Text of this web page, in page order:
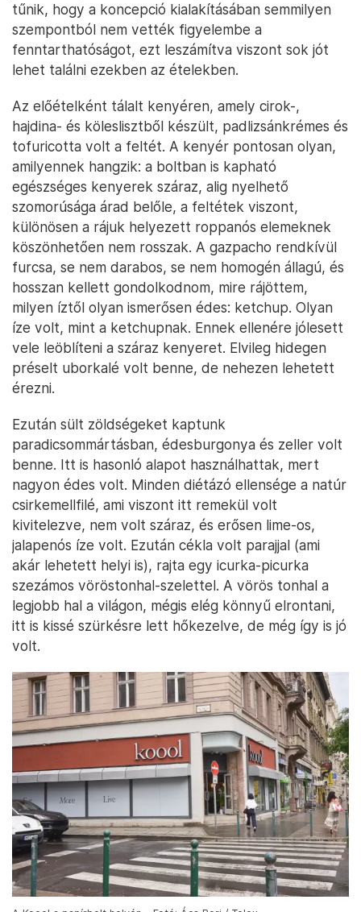
tűnik, hogy a koncepció kialakításában semmilyen
szempontból nem vették figyelembe a
fenntarthatóságot, ezt leszámítva viszont sok jót
lehet találni ezekben az ételekben.
Az előételként tálalt kenyéren, amely cirok-,
hajdina- és köleslisztből készült, padlizsánkrémes és
tofuricotta volt a feltét. A kenyér pontosan olyan,
amilyennek hangzik: a boltban is kapható
egészséges kenyerek száraz, alig nyelhető
szomorúsága árad belőle, a feltétek viszont,
különösen a rájuk helyezett roppanós elemeknek
köszönhetően nem rosszak. A gazpacho rendkívül
furcsa, se nem darabos, se nem homogén állagú, és
hosszan kellett gondolkodnom, mire rájöttem,
milyen íztől olyan ismerősen édes: ketchup. Olyan
íze volt, mint a ketchupnak. Ennek ellenére jólesett
vele leöblíteni a száraz kenyeret. Elvileg hidegen
préselt uborkalé volt benne, de nehezen lehetett
érezni.
Ezután sült zöldségeket kaptunk
paradicsommártásban, édesburgonya és zeller volt
benne. Itt is hasonló alapot használhattak, mert
nagyon édes volt. Minden diétázó ellensége a natúr
csirkemellfilé, ami viszont itt remekül volt
kivitelezve, nem volt száraz, és erősen lime-os,
jalapenós íze volt. Ezután cékla volt parajjal (ami
akár lehetett helyi is), rajta egy icurka-picurka
szezámos vöröstonhal-szelettel. A vörös tonhal a
legjobb hal a világon, mégis elég könnyű elrontani,
itt is kissé szürkésre lett hőkezelve, de még így is jó
volt.